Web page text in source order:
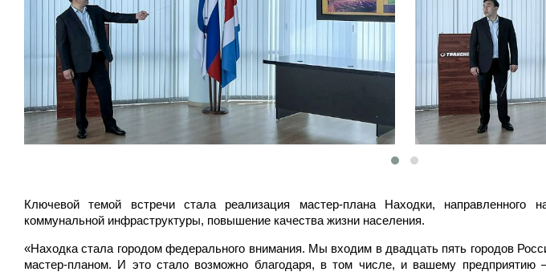
Ключевой темой встречи стала реализация мастер-плана Находки, направленного
коммунальной инфраструктуры, повышение качества жизни населения.
«Находка стала городом федерального внимания. Мы входим в двадцать пять городов
мастер-планом. И это стало возможно благодаря, в том числе, и вашему